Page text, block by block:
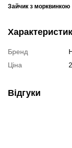
Зайчик з морквинкою
Бренд
Ціна
Відгуки